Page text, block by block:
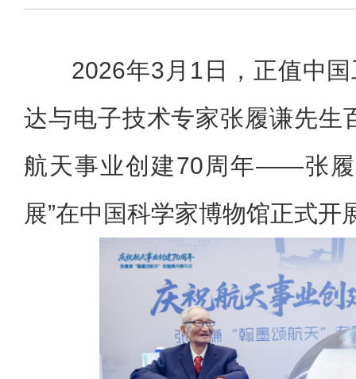
2026年3月1日，正值中
达与电子技术专家张履谦先生
航天事业创建70周年——张履
展”在中国科学家博物馆正式开